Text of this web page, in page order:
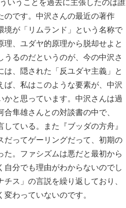
いうことを過去に主張したのは誰
のです。中沢さんの最近の著作
境が「リムランド」という名称で
、ユダヤ的原理から脱却せよと
るのだというのが、今の中沢さ
、隠された「反ユダヤ主義」と
、私はこのような要素が、中沢
かと思っています。中沢さんは過
隼雄さんとの対談書の中で、
ている。また『ブッダの方舟』
だってゲーリングだって、初期の
。ファシズムは悪だと最初から
分でも理由がわからないのでし
ス」の言説を繰り返しており、
わっていないのです。